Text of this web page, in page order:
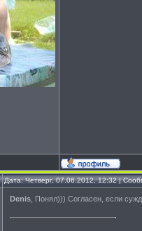
Дата: Четверг, 07.06.2012, 12:32 |
Denis , Понял))) Согласен, если